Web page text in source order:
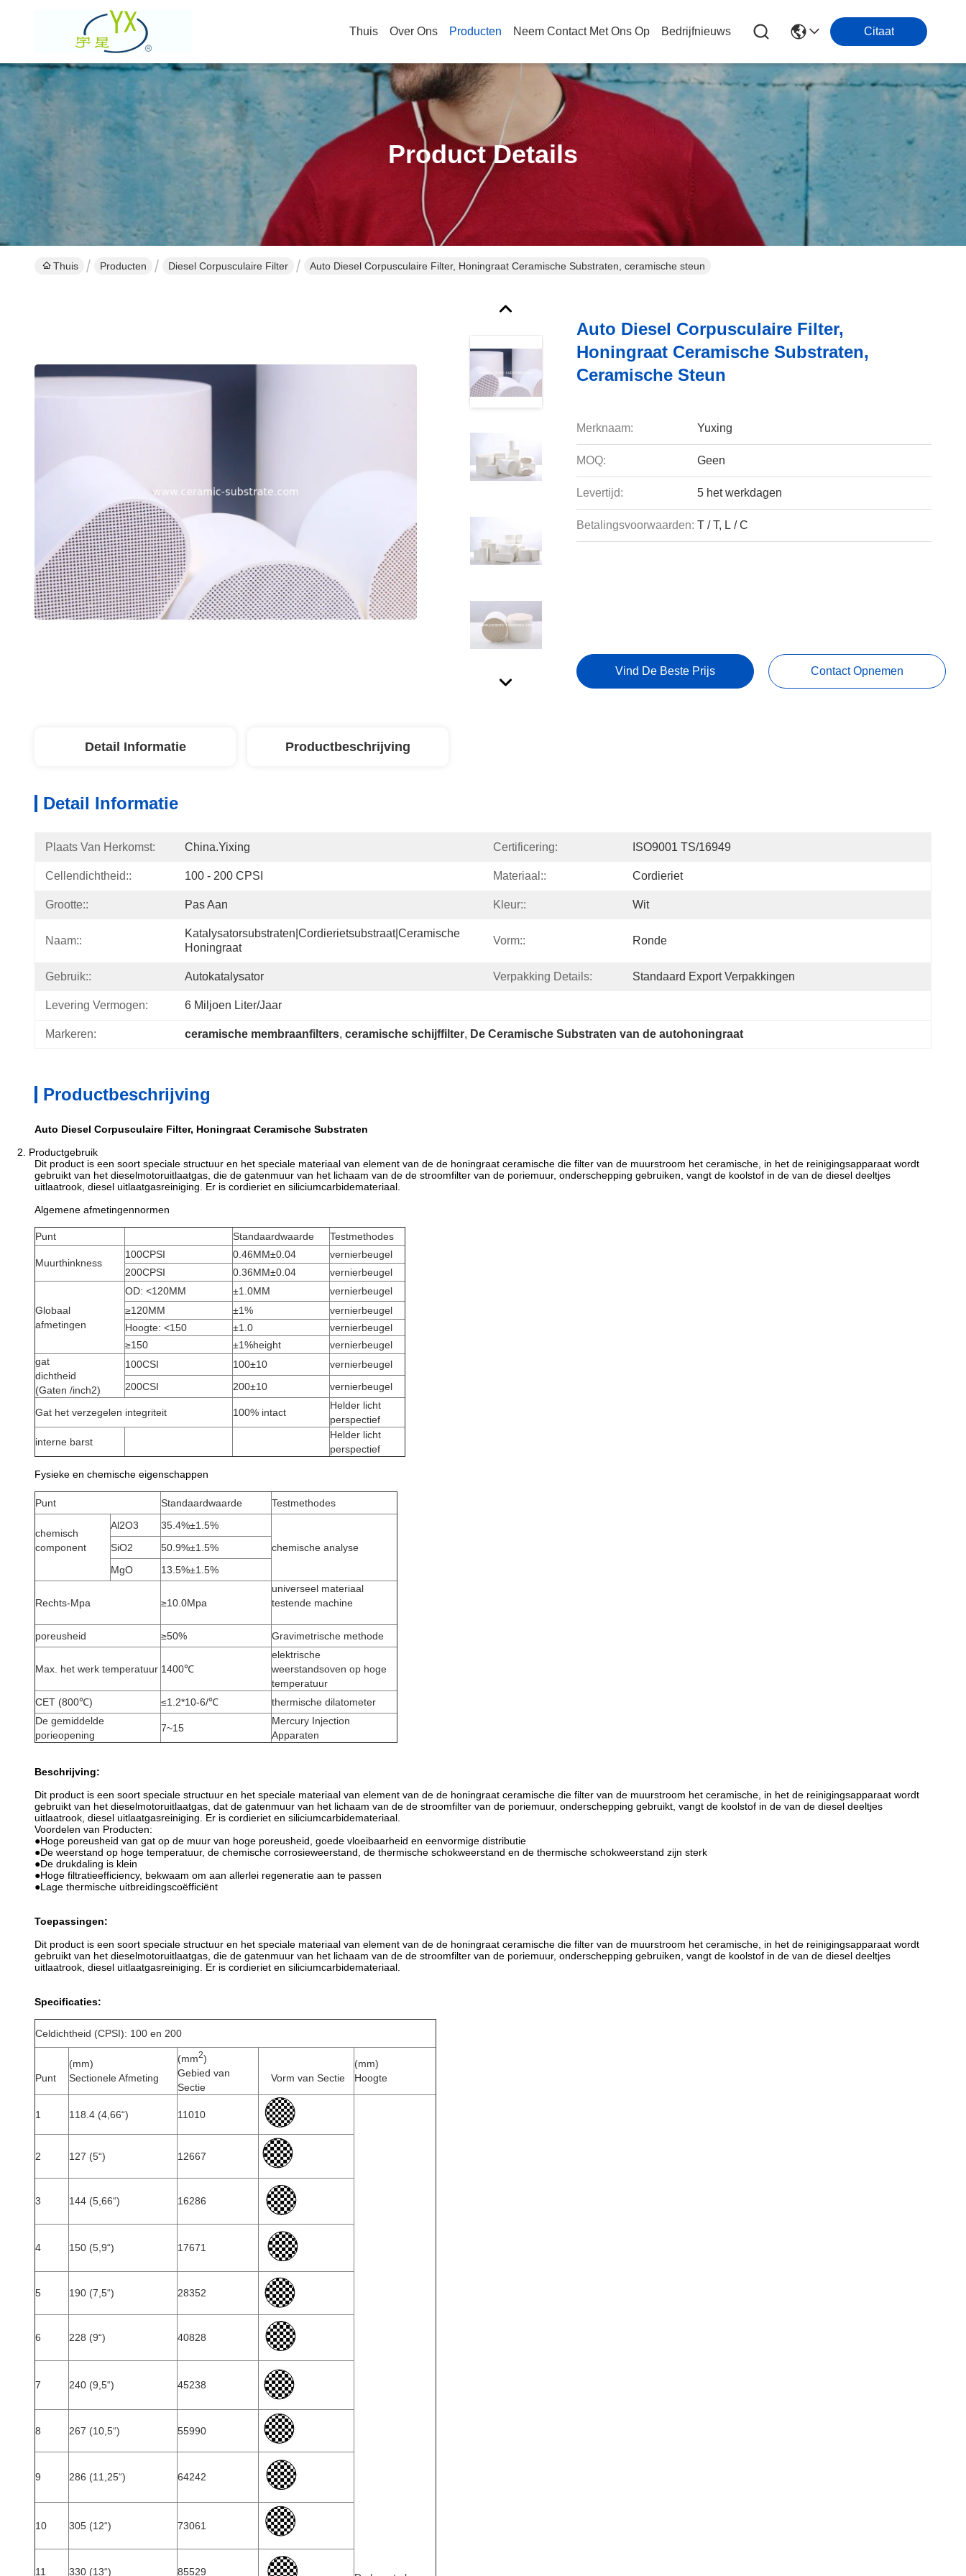
Thuis Over Ons Producten Neem Contact Met Ons Op Bedrijfnieuws Citaat
Product Details
Thuis Producten Diesel Corpusculaire Filter Auto Diesel Corpusculaire Filter, Honingraat Ceramische Substraten, ceramische steun
Auto Diesel Corpusculaire Filter,
Honingraat Ceramische Substraten,
Ceramische Steun
Merknaam: Yuxing
MOQ: Geen
Levertijd: 5 het werkdagen
Betalingsvoorwaarden: T / T, L / C
Vind De Beste Prijs Contact Opnemen
Detail Informatie Productbeschrijving
Detail Informatie
Plaats Van Herkomst: China.Yixing Certificering: ISO9001 TS/16949
Cellendichtheid:: 100 - 200 CPSI Materiaal:: Cordieriet
Grootte:: Pas Aan Kleur:: Wit
Naam::
Katalysatorsubstraten|cordierietsubstraat|ceramische
Honingraat
Vorm:: Ronde
Gebruik:: Autokatalysator Verpakking Details: Standaard Export Verpakkingen
Levering Vermogen: 6 Miljoen Liter/jaar
Markeren: ceramische membraanfilters, ceramische schijffilter, De Ceramische Substraten van de autohoningraat
Productbeschrijving
Auto Diesel Corpusculaire Filter, Honingraat Ceramische Substraten
2. Productgebruik
Dit product is een soort speciale structuur en het speciale materiaal van element van de de honingraat ceramische die filter van de muurstroom het ceramische, in het de reinigingsapparaat wordt
gebruikt van het dieselmotoruitlaatgas, die de gatenmuur van het lichaam van de de stroomfilter van de poriemuur, onderschepping gebruiken, vangt de koolstof in de van de diesel deeltjes
uitlaatrook, diesel uitlaatgasreiniging. Er is cordieriet en siliciumcarbidemateriaal.
Algemene afmetingennormen
Punt Standaardwaarde Testmethodes
Muurthinkness
100CPSI 0.46MM±0.04
vernierbeugel
200CPSI
0.36MM±0.04 vernierbeugel
Globaal
afmetingen
OD: <120MM ±1.0MM
vernierbeugel
≥120MM
±1%
vernierbeugel
Hoogte: <150
±1.0
vernierbeugel
≥150
±1%height
vernierbeugel
gat
dichtheid
(Gaten /inch2)
100CSI 100±10
vernierbeugel
200CSI
200±10 vernierbeugel
Gat het verzegelen integriteit 100% intact
Helder licht
perspectief
interne barst
Helder licht
perspectief
Fysieke en chemische eigenschappen
Punt Standaardwaarde Testmethodes
chemisch
component
Al2O3
35.4%±1.5%
chemische analyse
SiO2
50.9%±1.5%
MgO
13.5%±1.5%
Rechts-Mpa ≥10.0Mpa
universeel materiaal
testende machine
poreusheid ≥50% Gravimetrische methode
Max. het werk temperatuur 1400℃
elektrische
weerstandsoven op hoge
temperatuur
CET (800℃)
≤1.2*10-6/℃
thermische dilatometer
De gemiddelde
porieopening
7~15
Mercury Injection
Apparaten
Beschrijving:
Dit product is een soort speciale structuur en het speciale materiaal van element van de de honingraat ceramische die filter van de muurstroom het ceramische, in het de reinigingsapparaat wordt
gebruikt van het dieselmotoruitlaatgas, dat de gatenmuur van het lichaam van de de stroomfilter van de poriemuur, onderschepping gebruikt, vangt de koolstof in de van de diesel deeltjes
uitlaatrook, diesel uitlaatgasreiniging. Er is cordieriet en siliciumcarbidemateriaal.
Voordelen van Producten:
●Hoge poreusheid van gat op de muur van hoge poreusheid, goede vloeibaarheid en eenvormige distributie
●De weerstand op hoge temperatuur, de chemische corrosieweerstand, de thermische schokweerstand en de thermische schokweerstand zijn sterk
●De drukdaling is klein
●Hoge filtratieefficiency, bekwaam om aan allerlei regeneratie aan te passen
●Lage thermische uitbreidingscoëfficiënt
Toepassingen:
Dit product is een soort speciale structuur en het speciale materiaal van element van de de honingraat ceramische die filter van de muurstroom het ceramische, in het de reinigingsapparaat wordt
gebruikt van het dieselmotoruitlaatgas, die de gatenmuur van het lichaam van de de stroomfilter van de poriemuur, onderschepping gebruiken, vangt de koolstof in de van de diesel deeltjes
uitlaatrook, diesel uitlaatgasreiniging. Er is cordieriet en siliciumcarbidemateriaal.
Specificaties:
Celdichtheid (CPSI): 100 en 200
Punt
(mm)
Sectionele Afmeting
(mm2)
Gebied van
Sectie
Vorm van Sectie
(mm)
Hoogte
1 118.4 (4,66“) 11010
2 127 (5“) 12667
3 144 (5,66“) 16286
4 150 (5,9“) 17671
5 190 (7,5“) 28352
6 228 (9“) 40828
7 240 (9,5“) 45238
8 267 (10,5“) 55990
9 286 (11,25“) 64242
10 305 (12“) 73061
11 330 (13“) 85529